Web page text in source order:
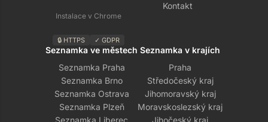
Instalace v Chrome
🔒 HTTPS ✓ GDPR
Kontakt
Seznamka ve městech
Seznamka Praha
Seznamka Brno
Seznamka Ostrava
Seznamka Plzeň
Seznamka Liberec
Seznamka v krajích
Praha
Středočeský kraj
Jihomoravský kraj
Moravskoslezský kraj
Jihočeský kraj